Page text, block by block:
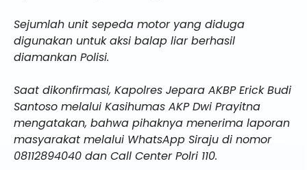
Sejumlah unit sepeda motor yang diduga
digunakan untuk aksi balap liar berhasil
diamankan Polisi.
Saat dikonfirmasi, Kapolres Jepara AKBP Erick Budi
Santoso melalui Kasihumas AKP Dwi Prayitna
mengatakan, bahwa pihaknya menerima laporan
masyarakat melalui WhatsApp Siraju di nomor
08112894040 dan Call Center Polri 110.